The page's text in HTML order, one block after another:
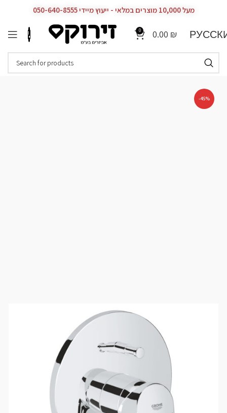
מעל 10,000 מוצרים במלאי - ייעוץ מיידי 050-640-8555
0 0.00 ₪
-45%